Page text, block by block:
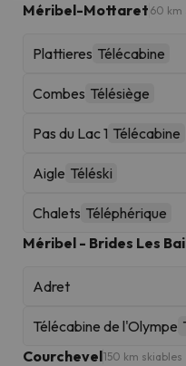
Méribel-Mottaret 60 km
Plattieres Télécabine
Combes Télésiège
Pas du Lac 1 Télécabine
Aigle Téléski
Chalets Téléphérique
Méribel - Brides Les
Adret
Télécabine de l'Olympe
Courchevel150 km skiables